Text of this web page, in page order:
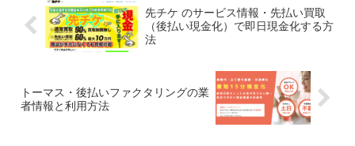
先チケ のサービス情報・先払い買取
（後払い現金化）で即日現金化する方
法
トーマス・後払いファクタリングの業
者情報と利用方法